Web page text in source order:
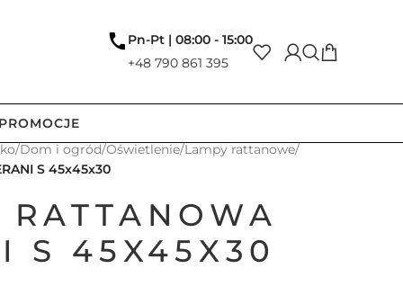
+48 790 861 395
Pn-Pt | 08:00 - 15:00
/Dom i ogród/Oświetlenie/Lampy rattanowe/
S 45x45x30
S 45X45X30